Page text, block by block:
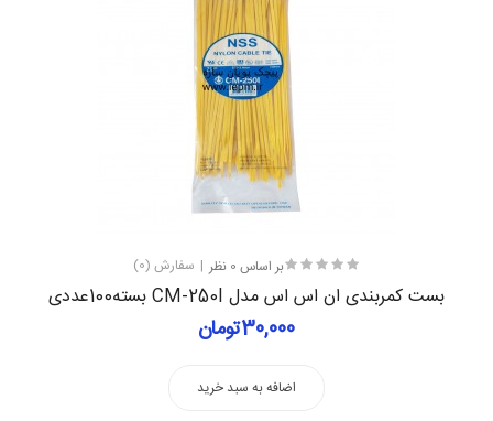
بر اساس 0 نظر سفارش (0)
بست کمربندی ان اس اس مدل CM-250I بسته100عددی
30,000تومان
اضافه به سبد خرید